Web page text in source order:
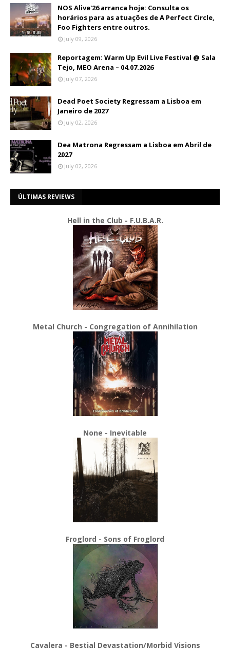
NOS Alive'26 arranca hoje: Consulta os
horários para as atuações de A Perfect Circle,
Foo Fighters entre outros.
July 09, 2026
Reportagem: Warm Up Evil Live Festival @ Sala
Tejo, MEO Arena – 04.07.2026
July 07, 2026
Dead Poet Society Regressam a Lisboa em
Janeiro de 2027
July 02, 2026
Dea Matrona Regressam a Lisboa em Abril de
2027
July 02, 2026
ÚLTIMAS REVIEWS
Hell in the Club - F.U.B.A.R.
Metal Church - Congregation of Annihilation
None - Inevitable
Froglord - Sons of Froglord
Cavalera - Bestial Devastation/Morbid Visions